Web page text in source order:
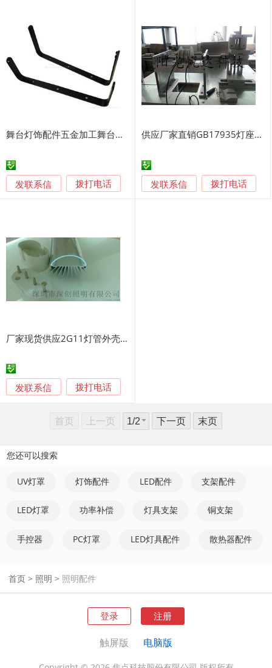
舞台灯饰配件五金加工舞台灯提手定制舞台灯提手厂家
发联系信 拨打电话
供应厂家直销GB17935灯座正常工作试验装置
发联系信 拨打电话
厂家现货供应2G11灯管外壳 鳍片散热款
发联系信 拨打电话
首页 上一页 下一页 末页
您还可以搜索
UV灯罩 灯饰配件 LED配件 支架配件
LED灯罩 功率补偿 灯具支架 铜支架
手控器 PC灯罩 LED灯具配件 散热器配件
首页 > 照明 > 照明配件
登录 注册
触屏版 电脑版